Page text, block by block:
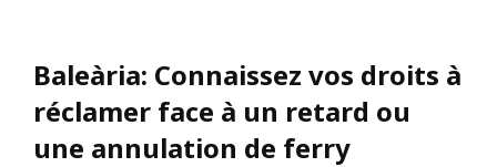
Baleària: Connaissez vos droits à
réclamer face à un retard ou
une annulation de ferry